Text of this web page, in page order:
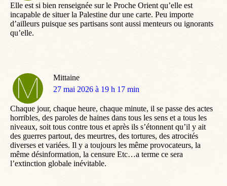
Elle est si bien renseignée sur le Proche Orient qu’elle est
incapable de situer la Palestine dur une carte. Peu importe
d’ailleurs puisque ses partisans sont aussi menteurs ou ignorants
qu’elle.
Mittaine
dit
27 mai 2026 à 19 h 17 min
Chaque jour, chaque heure, chaque minute, il se passe des actes
horribles, des paroles de haines dans tous les sens et a tous les
niveaux, soit tous contre tous et après ils s’étonnent qu’il y ait
des guerres partout, des meurtres, des tortures, des atrocités
diverses et variées. Il y a toujours les même provocateurs, la
même désinformation, la censure Etc…a terme ce sera
l’extinction globale inévitable.